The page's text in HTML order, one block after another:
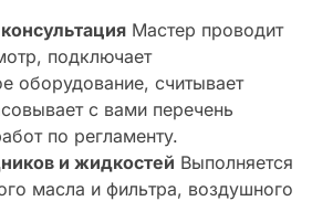
Мастер проводит
подключает
оборудование, считывает
с вами перечень
по регламенту.
и жидкостей Выполняется
масла и фильтра, воздушного